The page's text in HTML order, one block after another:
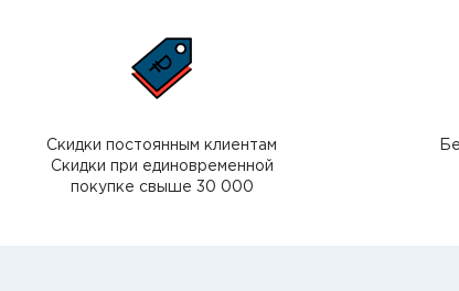
Скидки постоянным клиентам
Скидки при единовременной
покупке свыше 30 000